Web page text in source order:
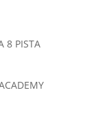
8 PISTA